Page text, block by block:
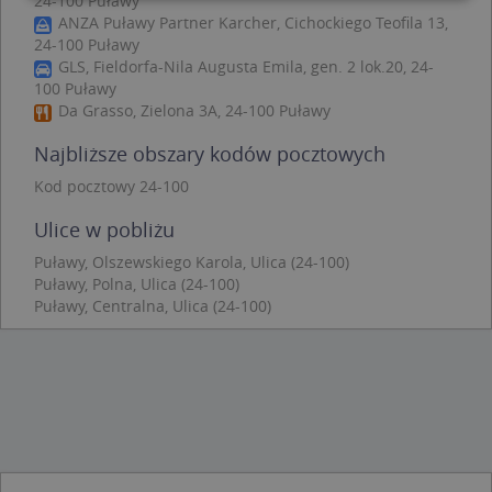
ANZA Puławy Partner Karcher, Cichockiego Teofila 13,
24-100 Puławy
GLS, Fieldorfa-Nila Augusta Emila, gen. 2 lok.20, 24-
100 Puławy
Da Grasso, Zielona 3A, 24-100 Puławy
Najbliższe obszary kodów pocztowych
Kod pocztowy 24-100
Ulice w pobliżu
Puławy, Olszewskiego Karola, Ulica (24-100)
Puławy, Polna, Ulica (24-100)
Puławy, Centralna, Ulica (24-100)
Niezbędne
Funkcjonalność
Niesklasyfikowane
Niezbędne pliki cookie umożliwiają korzystanie z
jak logowanie użytkownika i zarządzanie kontem.
Bez niezbędnych plików cookie nie można
prawidłowo korzystać ze strony internetowej.
Nazwa
APPSESSID .targeo.pl
CookieScriptConsent
CookieScript
.targeo.pl